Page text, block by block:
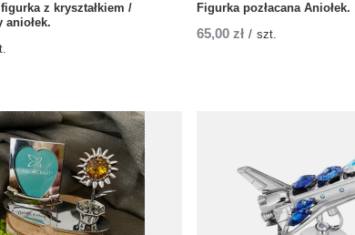
z kryształkiem /
aniołek.
Figurka pozłacana Aniołek.
65,00 zł / szt.